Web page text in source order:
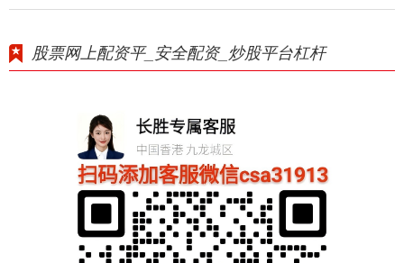
股票网上配资平_安全配资_炒股平台杠杆